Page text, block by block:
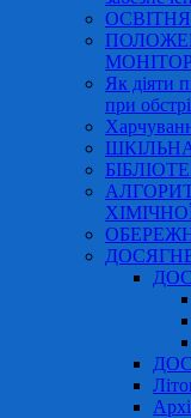
ОСВІТНЯ
Як діяти
при